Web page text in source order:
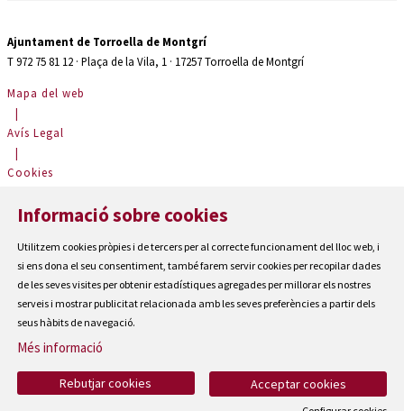
Ajuntament de Torroella de Montgrí
T 972 75 81 12 · Plaça de la Vila, 1 · 17257 Torroella de Montgrí
Mapa del web
|
Avís Legal
|
Cookies
Contactar
Accessibilitat
Informació sobre cookies
Utilitzem cookies pròpies i de tercers per al correcte funcionament del lloc web, i
si ens dona el seu consentiment, també farem servir cookies per recopilar dades
de les seves visites per obtenir estadístiques agregades per millorar els nostres
serveis i mostrar publicitat relacionada amb les seves preferències a partir dels
seus hàbits de navegació.
Més informació
Acceptar cookies
Rebutjar cookies